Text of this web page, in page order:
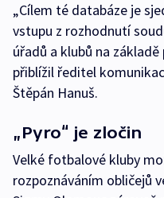
„Cílem té databáze je
vstupu z rozhodnutí
úřadů a klubů na
přiblížil ředitel
Štěpán Hanuš.
„Pyro“ je zločin
Velké fotbalové kluby
rozpoznáváním obličejů